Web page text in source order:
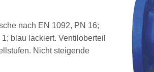
nach EN 1092, PN 16;
1; blau lackiert. Ventiloberteil
Nicht steigende